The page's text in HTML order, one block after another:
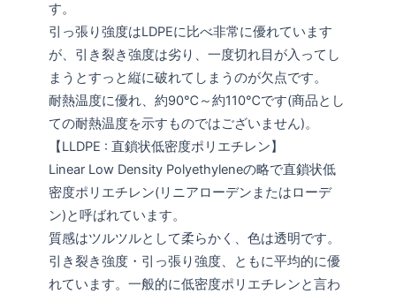
す。
引っ張り強度はLDPEに比べ非常に優れています
が、引き裂き強度は劣り、一度切れ目が入ってし
まうとすっと縦に破れてしまうのが欠点です。
耐熱温度に優れ、約90℃～約110℃です(商品とし
ての耐熱温度を示すものではございません)。
【LLDPE : 直鎖状低密度ポリエチレン】
Linear Low Density Polyethyleneの略で直鎖状低
密度ポリエチレン(リニアローデンまたはローデ
ン)と呼ばれています。
質感はツルツルとして柔らかく、色は透明です。
引き裂き強度・引っ張り強度、ともに平均的に優
れています。一般的に低密度ポリエチレンと言わ